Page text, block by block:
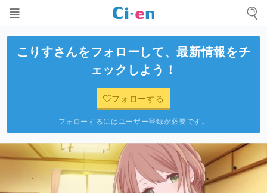
こりすさんをフォローして、最新情報をチ
ェックしよう！
フォローする
フォローするにはユーザー登録が必要です。